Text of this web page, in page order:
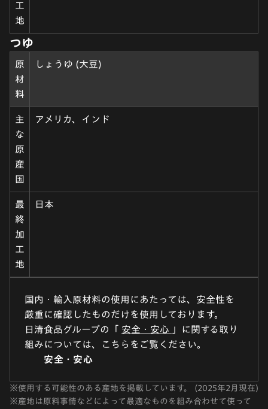
工
地
つゆ
原
材
料
しょうゆ (大豆)
主
な
原
産
国
アメリカ、インド
最
終
加
工
地
日本
国内・輸入原材料の使用にあたっては、安全性を
厳重に確認したものだけを使用しております。
日清食品グループの「 安全・安心 」に関する取り
組みについては、こちらをご覧ください。
安全・安心
※使用する可能性のある産地を掲載しています。 (2025年2月現在)
※産地は原料事情などによって最適なものを組み合わせて使って